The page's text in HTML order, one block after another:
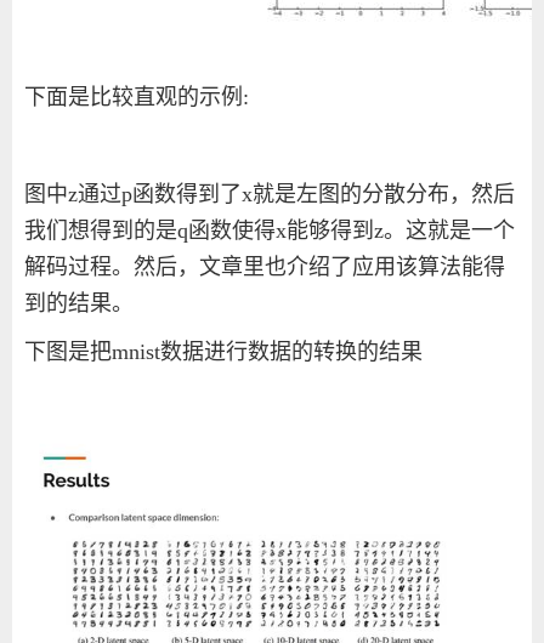
下面是比较直观的示例 :
图中z通过p函数得到了x就是左图的分散分布，然后
我们想得到的是q函数使得x能够得到 z。这就是一个
解码过程。然后，文章里也介绍了应用该算法能得
到的结果。
下图是把mnist数据进行数据的转换的结果